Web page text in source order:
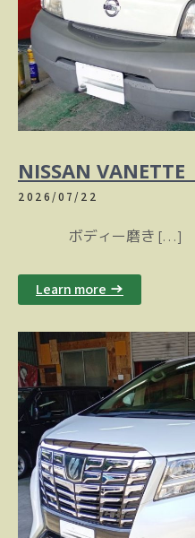
NISSAN
2026/07/22
ボディー磨き […]
Learn more →